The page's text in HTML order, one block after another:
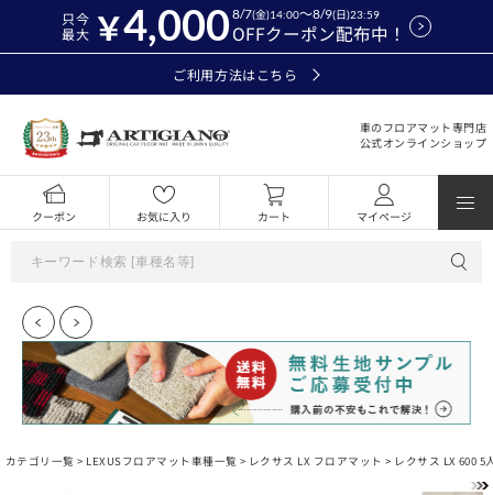
只今
最大
4,000OFFクーポン配布中！
8/7(金)14:00～8/9(日)23:59
ご利用方法はこちら
車のフロアマット専門店
公式オンラインショップ
クーポン お気に入り カート マイページ
カテゴリ一覧 > LEXUSフロアマット車種一覧 > レクサス LX フロアマット > レクサス LX 600 5